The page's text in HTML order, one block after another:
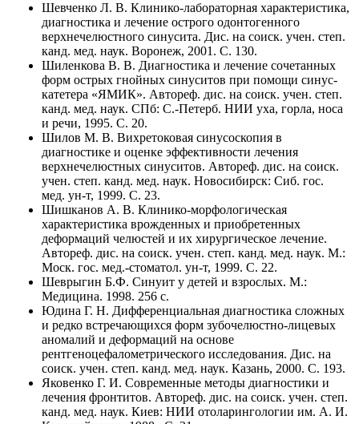
Шевченко Л. В. Клинико-лабораторная характеристика,
диагностика и лечение острого одонтогенного
верхнечелюстного синусита. Дис. на соиск. учен. степ.
канд. мед. наук. Воронеж, 2001. C. 130.
Шиленкова В. В. Диагностика и лечение сочетанных
форм острых гнойных синуситов при помощи синус-
катетера «ЯМИК». Автореф. дис. на соиск. учен. степ.
канд. мед. наук. СПб: С.-Петерб. НИИ уха, горла, носа
и речи, 1995. C. 20.
Шилов М. В. Вихретоковая синусоскопия в
диагностике и оценке эффективности лечения
верхнечелюстных синуситов. Автореф. дис. на соиск.
учен. степ. канд. мед. наук. Новосибирск: Сиб. гос.
мед. ун-т, 1999. C. 23.
Шишканов А. В. Клинико-морфологическая
характеристика врожденных и приобретенных
деформаций челюстей и их хирургическое лечение.
Автореф. дис. на соиск. учен. степ. канд. мед. наук. М.:
Моск. гос. мед.-стоматол. ун-т, 1999. C. 22.
Шеврыгин Б.Ф. Синуит у детей и взрослых. М.:
Медицина. 1998. 256 с.
Юдина Г. Н. Дифференциальная диагностика сложных
и редко встречающихся форм зубочелюстно-лицевых
аномалий и деформаций на основе
рентгеноцефалометрического исследования. Дис. на
соиск. учен. степ. канд. мед. наук. Казань, 2000. C. 193.
Яковенко Г. И. Современные методы диагностики и
лечения фронтитов. Автореф. дис. на соиск. учен. степ.
канд. мед. наук. Киев: НИИ отоларингологии им. А. И.